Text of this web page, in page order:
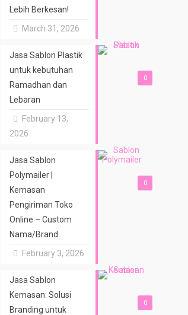
Lebih Berkesan!
March 31, 2026
0
Jasa Sablon Plastik
untuk kebutuhan
Ramadhan dan
Lebaran
February 13,
2026
0
Jasa Sablon
Polymailer |
Kemasan
Pengiriman Toko
Online – Custom
Nama/Brand
February 3, 2026
0
Jasa Sablon
Kemasan: Solusi
Branding untuk